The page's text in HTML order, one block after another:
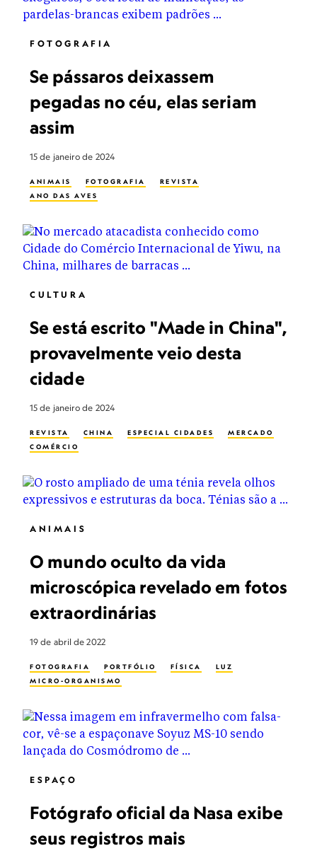
FOTOGRAFIA
Se pássaros deixassem
pegadas no céu, elas seriam
assim
15 de janeiro de 2024
ANIMAIS FOTOGRAFIA
REVISTA
ANO DAS AVES
CULTURA
Se está escrito "Made in China",
provavelmente veio desta
cidade
15 de janeiro de 2024
REVISTA CHINA ESPECIAL CIDADES
MERCADO
COMÉRCIO
ANIMAIS
O mundo oculto da vida
microscópica revelado em fotos
extraordinárias
19 de abril de 2022
FOTOGRAFIA PORTFÓLIO FÍSICA
LUZ
MICRO-ORGANISMO
ESPAÇO
Fotógrafo oficial da Nasa exibe
seus registros mais